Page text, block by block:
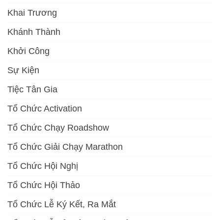
Khai Trương
Khánh Thành
Khởi Công
Sự Kiện
Tiệc Tân Gia
Tổ Chức Activation
Tổ Chức Chạy Roadshow
Tổ Chức Giải Chạy Marathon
Tổ Chức Hội Nghị
Tổ Chức Hội Thảo
Tổ Chức Lễ Ký Kết, Ra Mắt